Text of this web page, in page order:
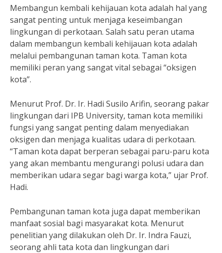
Membangun kembali kehijauan kota adalah hal yang
sangat penting untuk menjaga keseimbangan
lingkungan di perkotaan. Salah satu peran utama
dalam membangun kembali kehijauan kota adalah
melalui pembangunan taman kota. Taman kota
memiliki peran yang sangat vital sebagai “oksigen
kota”.
Menurut Prof. Dr. Ir. Hadi Susilo Arifin, seorang pakar
lingkungan dari IPB University, taman kota memiliki
fungsi yang sangat penting dalam menyediakan
oksigen dan menjaga kualitas udara di perkotaan.
“Taman kota dapat berperan sebagai paru-paru kota
yang akan membantu mengurangi polusi udara dan
memberikan udara segar bagi warga kota,” ujar Prof.
Hadi.
Pembangunan taman kota juga dapat memberikan
manfaat sosial bagi masyarakat kota. Menurut
penelitian yang dilakukan oleh Dr. Ir. Indra Fauzi,
seorang ahli tata kota dan lingkungan dari